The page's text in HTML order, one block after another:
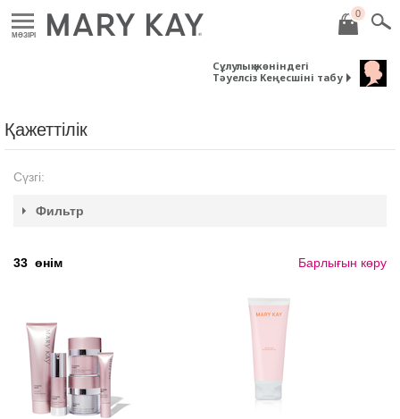
MӘЗІРІ
0
Сұлулық жөніндегі
Тәуелсіз Кеңесшіні табу
Қажеттілік
Сүзгі:
Фильтр
33 өнім Барлығын көру